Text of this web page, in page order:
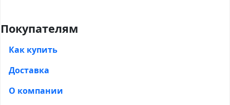
Покупателям
Как купить
Доставка
О компании